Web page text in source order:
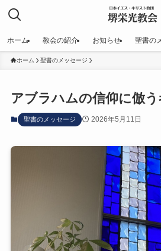
ホーム 教会の紹介 お知らせ 聖書の
ホーム 聖書のメッセージ
アブラハムの信仰に倣う
聖書のメッセージ 2026年5月11日